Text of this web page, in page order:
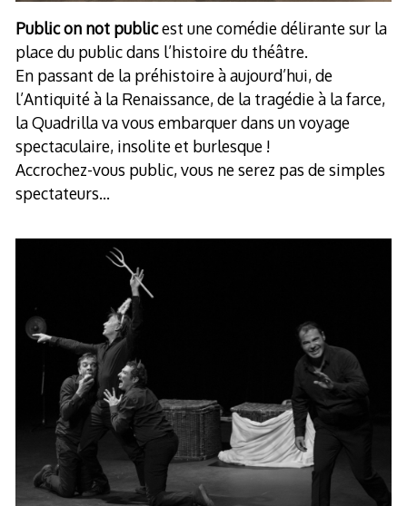
Public on not publicest une comédie délirante sur la
place du public dans l’histoire du théâtre.
En passant de la préhistoire à aujourd’hui, de
l’Antiquité à la Renaissance, de la tragédie à la farce,
la Quadrilla va vous embarquer dans un voyage
spectaculaire, insolite et burlesque !
Accrochez-vous public, vous ne serez pas de simples
spectateurs…